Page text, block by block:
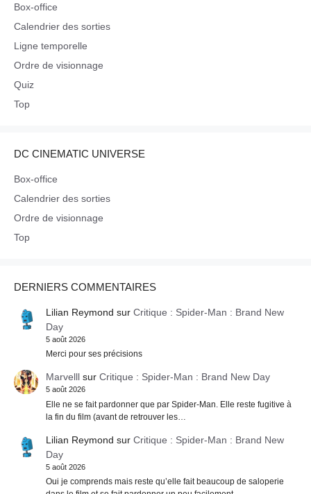
Box-office
Calendrier des sorties
Ligne temporelle
Ordre de visionnage
Quiz
Top
DC CINEMATIC UNIVERSE
Box-office
Calendrier des sorties
Ordre de visionnage
Top
DERNIERS COMMENTAIRES
Lilian Reymond sur Critique : Spider-Man : Brand New
Day
5 août 2026
Merci pour ses précisions
Marvelllsur Critique : Spider-Man : Brand New Day
5 août 2026
Elle ne se fait pardonner que par Spider-Man. Elle reste fugitive à
la fin du film (avant de retrouver les…
Lilian Reymond sur Critique : Spider-Man : Brand New
Day
5 août 2026
Oui je comprends mais reste qu’elle fait beaucoup de saloperie